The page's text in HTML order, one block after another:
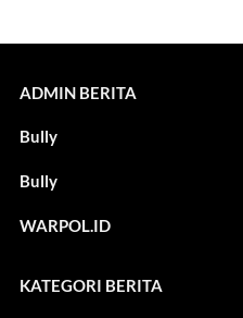
ADMIN BERITA
Bully
Bully
WARPOL.ID
KATEGORI BERITA